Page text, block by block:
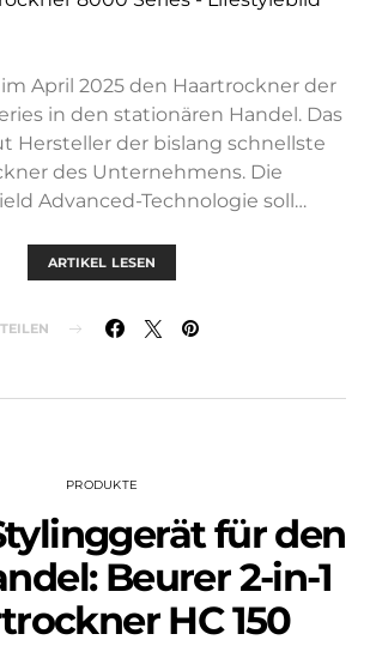
April 2025 den Haartrockner der
in den stationären Handel. Das
Hersteller der bislang schnellste
des Unternehmens. Die
Advanced-Technologie soll…
ARTIKEL LESEN
TEILEN
PRODUKTE
für den
Beurer 2-in-1
HC 150